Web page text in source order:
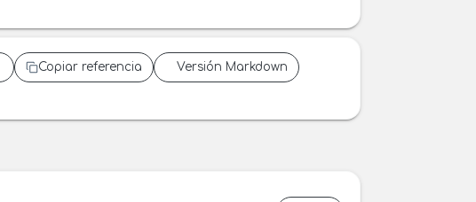
Copiar referencia Versión Markdown